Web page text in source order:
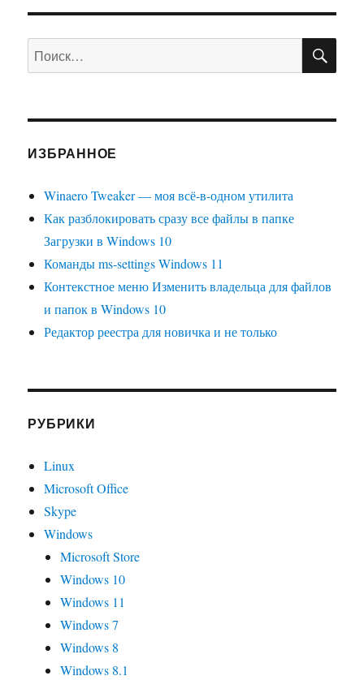
Искать:
ИЗБРАННОЕ
Winaero Tweaker — моя всё-в-одном утилита
Как разблокировать сразу все файлы в папке
Загрузки в Windows 10
Команды ms-settings Windows 11
Контекстное меню Изменить владельца для файлов
и папок в Windows 10
Редактор реестра для новичка и не только
РУБРИКИ
Linux
Microsoft Office
Skype
Windows
Microsoft Store
Windows 10
Windows 11
Windows 7
Windows 8
Windows 8.1